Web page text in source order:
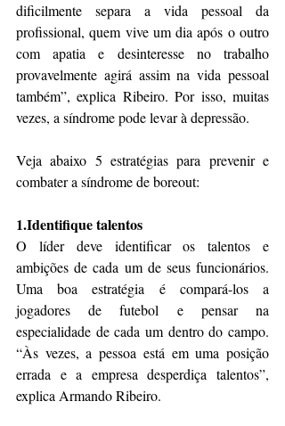
dificilmente separa a vida pessoal da
profissional, quem vive um dia após o outro
com apatia e desinteresse no trabalho
provavelmente agirá assim na vida pessoal
também”, explica Ribeiro. Por isso, muitas
vezes, a síndrome pode levar à depressão.
Veja abaixo 5 estratégias para prevenir e
combater a síndrome de boreout:
1.Identifique talentos
O líder deve identificar os talentos e
ambições de cada um de seus funcionários.
Uma boa estratégia é compará-los a
jogadores de futebol e pensar na
especialidade de cada um dentro do campo.
“Às vezes, a pessoa está em uma posição
errada e a empresa desperdiça talentos”,
explica Armando Ribeiro.